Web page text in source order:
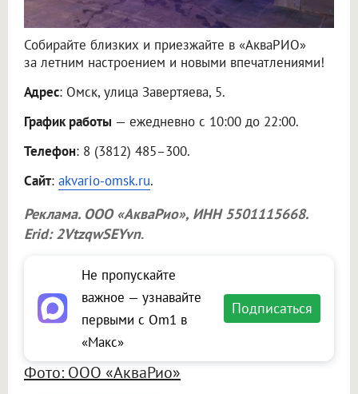
Собирайте близких и приезжайте в «АкваРИО»
за летним настроением и новыми впечатлениями!
Адрес: Омск, улица Завертяева, 5.
График работы — ежедневно с 10:00 до 22:00.
Телефон: 8 (3812) 485–300.
Сайт: akvario-omsk.ru.
Реклама. ООО «АкваРио», ИНН 5501115668.
Erid: 2VtzqwSEYvn.
Не пропускайте
важное — узнавайте
первыми с Om1 в
«Макс»
Подписаться
Фото: ООО «АкваРио»